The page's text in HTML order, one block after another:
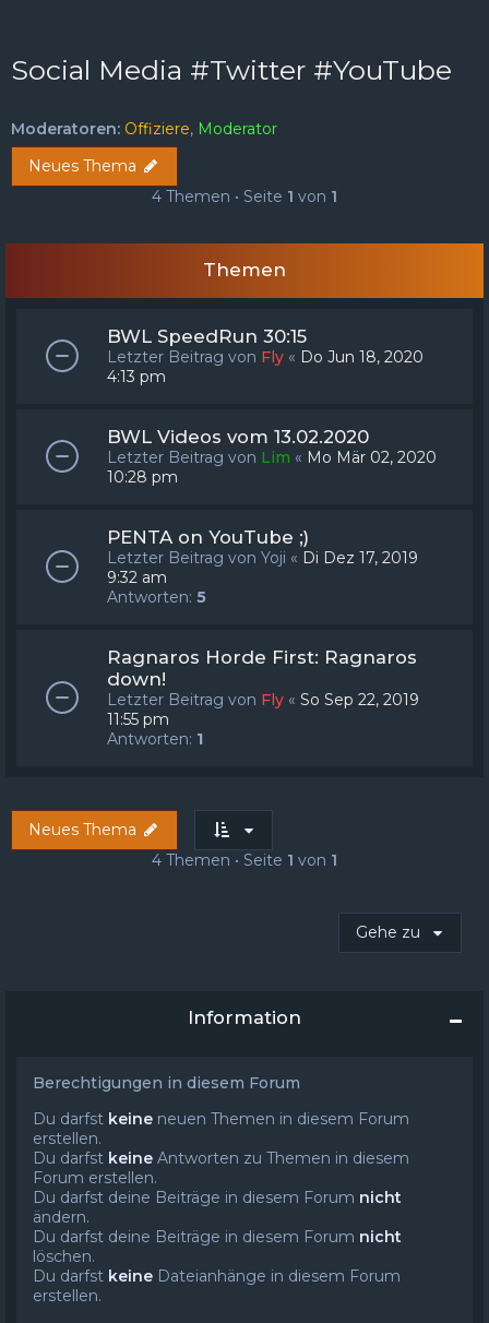
Social Media #Twitter #YouTube
Moderatoren: Offiziere, Moderator
Neues Thema
4 Themen • Seite 1 von 1
Themen
BWL SpeedRun 30:15
Letzter Beitrag von Fly « Do Jun 18, 2020
4:13 pm
BWL Videos vom 13.02.2020
Letzter Beitrag von Lim « Mo Mär 02, 2020
10:28 pm
PENTA on YouTube ;)
Letzter Beitrag von Yoji « Di Dez 17, 2019
9:32 am
Antworten: 5
Ragnaros Horde First: Ragnaros
down!
Letzter Beitrag von Fly « So Sep 22, 2019
11:55 pm
Antworten: 1
Neues Thema
4 Themen • Seite 1 von 1
Gehe zu
Information
Berechtigungen in diesem Forum
Du darfst keine neuen Themen in diesem Forum
erstellen.
Du darfst keine Antworten zu Themen in diesem
Forum erstellen.
Du darfst deine Beiträge in diesem Forum nicht
ändern.
Du darfst deine Beiträge in diesem Forum nicht
löschen.
Du darfst keine Dateianhänge in diesem Forum
erstellen.